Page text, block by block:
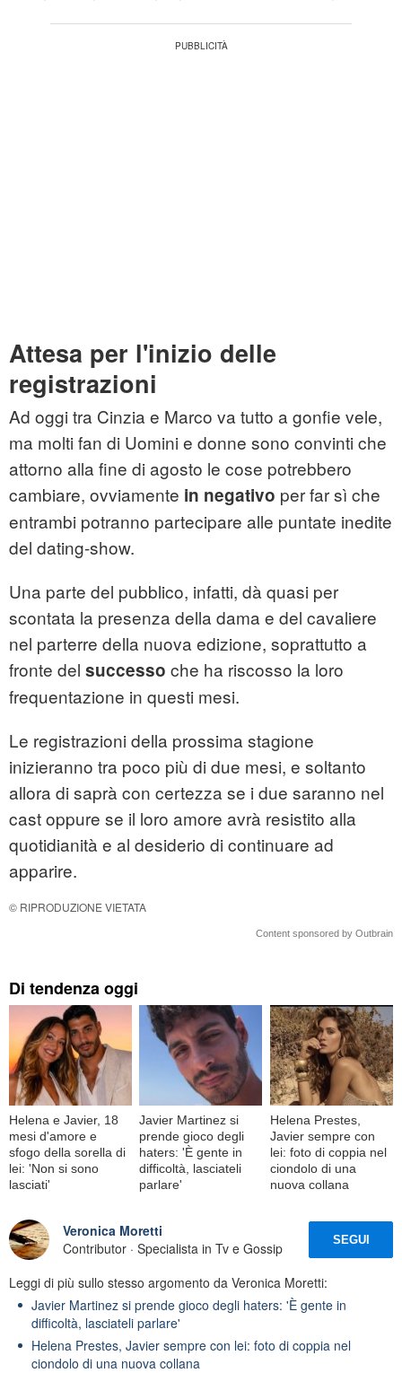
Attesa per l'inizio delle
registrazioni
Ad oggi tra Cinzia e Marco va tutto a gonfie vele,
ma molti fan di Uomini e donne sono convinti che
attorno alla fine di agosto le cose potrebbero
cambiare, ovviamente in negativo per far sì che
entrambi potranno partecipare alle puntate inedite
del dating-show.
Una parte del pubblico, infatti, dà quasi per
scontata la presenza della dama e del cavaliere
nel parterre della nuova edizione, soprattutto a
fronte del successo che ha riscosso la loro
frequentazione in questi mesi.
Le registrazioni della prossima stagione
inizieranno tra poco più di due mesi, e soltanto
allora di saprà con certezza se i due saranno nel
cast oppure se il loro amore avrà resistito alla
quotidianità e al desiderio di continuare ad
apparire.
© RIPRODUZIONE VIETATA
Content sponsored by Outbrain
Di tendenza oggi
Helena e Javier, 18
mesi d'amore e
sfogo della sorella di
lei: 'Non si sono
lasciati'
Javier Martinez si
prende gioco degli
haters: 'È gente in
difficoltà, lasciateli
parlare'
Helena Prestes,
Javier sempre con
lei: foto di coppia nel
ciondolo di una
nuova collana
Veronica Moretti
Contributor · Specialista in Tv e Gossip
SEGUI
Leggi di più sullo stesso argomento da Veronica Moretti:
Javier Martinez si prende gioco degli haters: 'È gente in
difficoltà, lasciateli parlare'
Helena Prestes, Javier sempre con lei: foto di coppia nel
ciondolo di una nuova collana